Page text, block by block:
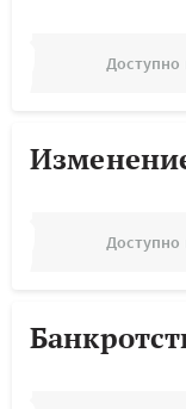
Доступно
Доступно